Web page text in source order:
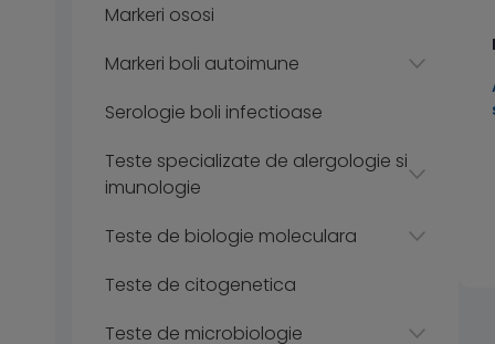
Markeri ososi
Markeri boli autoimune
Serologie boli infectioase
Teste specializate de alergologie si
imunologie
Teste de biologie moleculara
Teste de citogenetica
Teste de microbiologie